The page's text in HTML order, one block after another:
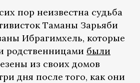
пор неизвестна судьба
Таманы Зарьяби
Ибрагимхель, которые
родственницами были
из своих домов
дня после того, как они